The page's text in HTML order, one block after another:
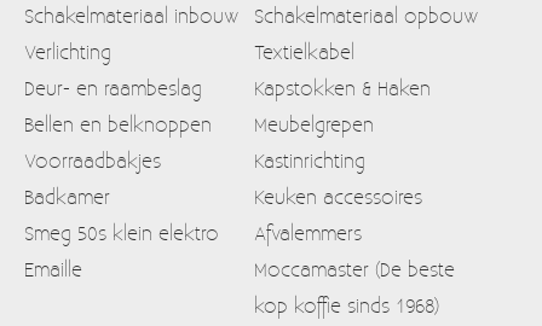
Schakelmateriaal inbouw
Schakelmateriaal opbouw
Verlichting
Textielkabel
Deur- en raambeslag
Kapstokken & Haken
Bellen en belknoppen
Meubelgrepen
Voorraadbakjes
Kastinrichting
Badkamer
Keuken accessoires
Smeg 50s klein elektro
Afvalemmers
Emaille
Moccamaster (De beste
kop koffie sinds 1968)